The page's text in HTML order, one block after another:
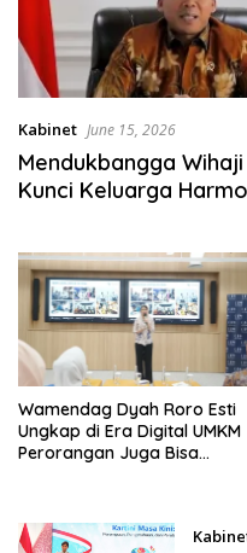
Kabinet June 15, 2026
Mendukbangga
Kunci Keluarga
Wamendag Dyah Roro Esti
Ungkap di Era Digital UMKM
Perorangan Juga Bisa